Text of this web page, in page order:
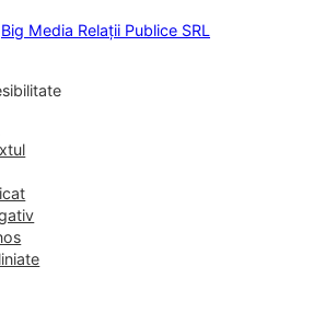
Big Media Relații Publice SRL